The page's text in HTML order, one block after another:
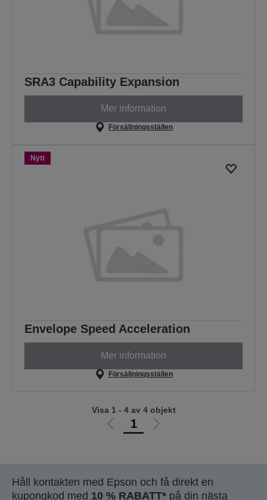
SRA3 Capability Expansion
Mer information
Försäljningsställen
Nytt
Envelope Speed Acceleration
Mer information
Försäljningsställen
Gå
1
Gå
Visa 1 - 4 av 4 objekt
Håll kontakten med Epson och få direkt en
kupongkod med 10 % RABATT* på din nästa